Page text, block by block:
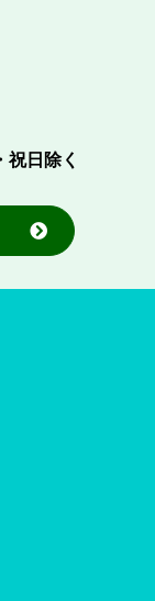
日除く